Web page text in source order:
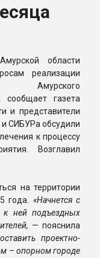
области
реализации
Амурского
сообщает газета
и представители
СИБУРа обсудили
к процессу
Возглавил
на территории
года. «Начнется с
к ней подъездных
— пояснила
проектно-
– опорном городе